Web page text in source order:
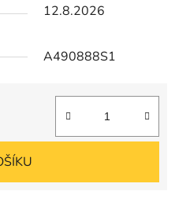
12.8.2026
A490888S1